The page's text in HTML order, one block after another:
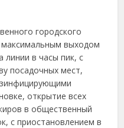
городского
максимальным выходом
линии в часы пик, с
посадочных мест,
открытие всех
в общественный
с приостановлением в